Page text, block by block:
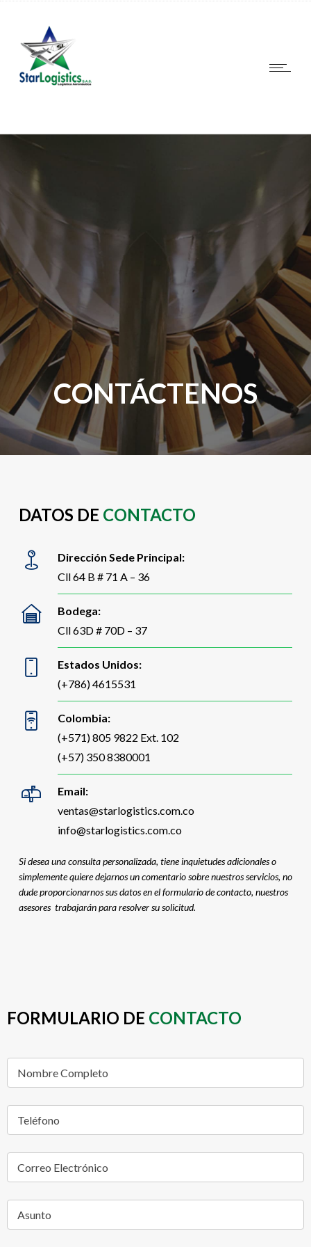
CONTÁCTENOS
DATOS DE CONTACTO
Dirección Sede Principal:
Cll 64 B # 71 A – 36
Bodega:
Cll 63D # 70D – 37
Estados Unidos:
(+786) 4615531
Colombia:
(+571) 805 9822 Ext. 102
(+57) 350 8380001
Email:
ventas@starlogistics.com.co
info@starlogistics.com.co
Si desea una consulta personalizada, tiene inquietudes adicionales o
simplemente quiere dejarnos un comentario sobre nuestros servicios, no
dude proporcionarnos sus datos en el formulario de contacto, nuestros
asesores trabajarán para resolver su solicitud.
FORMULARIO DE CONTACTO
Nombre Completo
Teléfono
Correo Electrónico
Asunto